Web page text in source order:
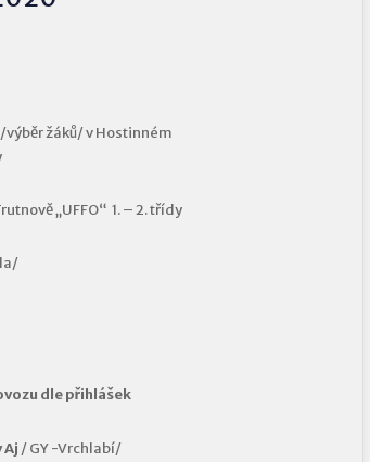
žáků/ v Hostinném
„UFFO“ 1. – 2. třídy
dle přihlášek
Aj / GY -Vrchlabí/